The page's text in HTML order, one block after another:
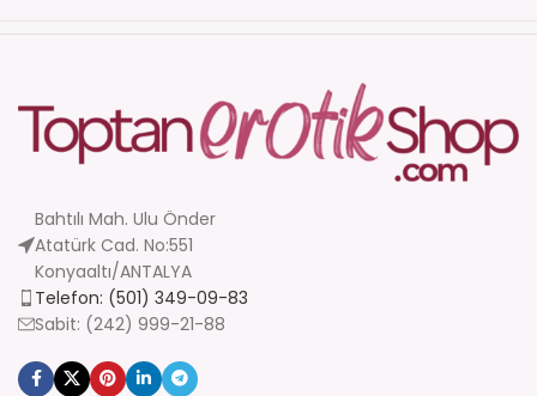
Bahtılı Mah. Ulu Önder
Atatürk Cad. No:551
Konyaaltı/ANTALYA
Telefon: (501) 349-09-83
Sabit: (242) 999-21-88